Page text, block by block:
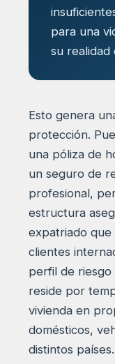
para una
su realidad
Esto genera
protección.
una póliza de
un seguro de
profesional,
estructura
expatriado que
clientes
perfil de riesgo
reside por
vivienda en
domésticos,
distintos países.